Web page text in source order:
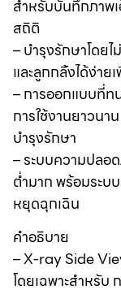
สำหรับบันทึกภาพ
สถิติ
– บำรุงรักษาโดย
และลูกกลิ้งได้ง่าย
– การออกแบบที่ท
การใช้งานยาวนา
บำรุงรักษา
– ระบบความปล
ต่ำมาก พร้อมระบ
หยุดฉุกเฉิน
คำอธิบาย
– X-ray Side
โดยเฉพาะสำหรั